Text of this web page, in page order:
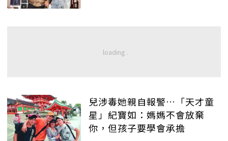
兒涉毒她親自報警…「天才童
星」紀寶如：媽媽不會放棄
你，但孩子要學會承擔